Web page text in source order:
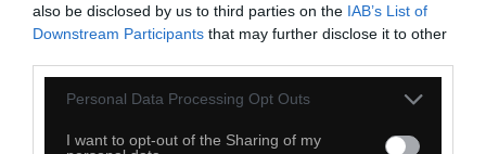
also be disclosed by us to third parties on the IAB’s List of
Downstream Participants that may further disclose it to other
Personal Data Processing Opt Outs
I want to opt-out of the Sharing of my
56
Komentuj Dodaj do ulubionych Dodaj do przyjaciół